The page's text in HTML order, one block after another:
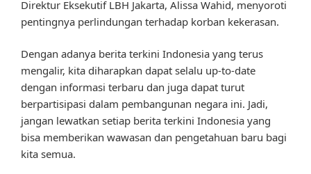
Direktur Eksekutif LBH Jakarta, Alissa Wahid, menyoroti
pentingnya perlindungan terhadap korban kekerasan.
Dengan adanya berita terkini Indonesia yang terus
mengalir, kita diharapkan dapat selalu up-to-date
dengan informasi terbaru dan juga dapat turut
berpartisipasi dalam pembangunan negara ini. Jadi,
jangan lewatkan setiap berita terkini Indonesia yang
bisa memberikan wawasan dan pengetahuan baru bagi
kita semua.